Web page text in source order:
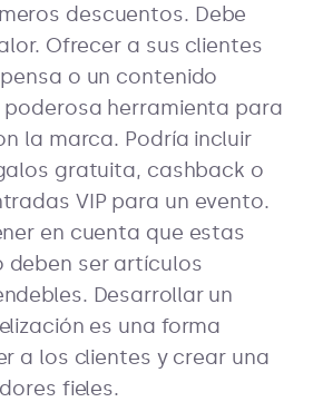
descuentos. Debe
Ofrecer a sus clientes
o un contenido
poderosa herramienta para
la marca. Podría incluir
gratuita, cashback o
VIP para un evento.
en cuenta que estas
deben ser artículos
Desarrollar un
es una forma
a los clientes y crear una
fieles.